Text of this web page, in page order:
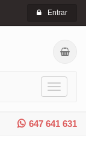
Entrar
Toggle
647 641 631